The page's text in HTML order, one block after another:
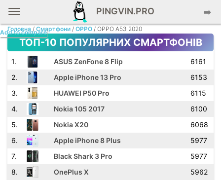
PINGVIN.PRO ➡️
Головна / Смартфони / OPPO / OPPO A53 2020
ТОП-10 ПОПУЛЯРНИХ СМАРТФОНІВ
. ASUS ZenFone 8 Flip
6161
.
Apple iPhone 13 Pro
6153
.
HUAWEI P50 Pro
6115
.
Nokia 105 2017
6100
.
Nokia X20
6068
.
Apple iPhone 8 Plus
5977
.
Black Shark 3 Pro
5977
.
OnePlus X
5962
Add to compare